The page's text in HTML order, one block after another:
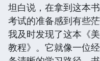
坦白说，在拿到这本
考试的准备感到有些
我及时发现了这本《
教程》。它就像一位